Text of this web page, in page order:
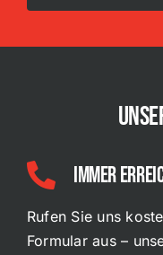
Immer
Rufen Sie uns
Formular aus –